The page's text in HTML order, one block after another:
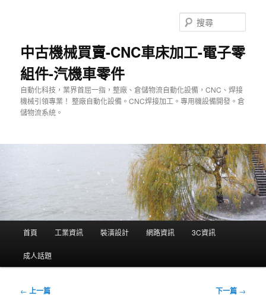
中古機械買賣-CNC車床加工-電子零
組件-汽機車零件
自動化科技，業界首屈一指，整廠、倉儲物流自動化設備，CNC、焊接
機械引領專業！ 整廠自動化設備。CNC焊接加工。專用機設備開發。倉
儲物流系統。
尋
單
首頁 工業資訊 裝潢設計 網路資訊 3C資訊
成人話題
文
← 上一篇 下一篇 →